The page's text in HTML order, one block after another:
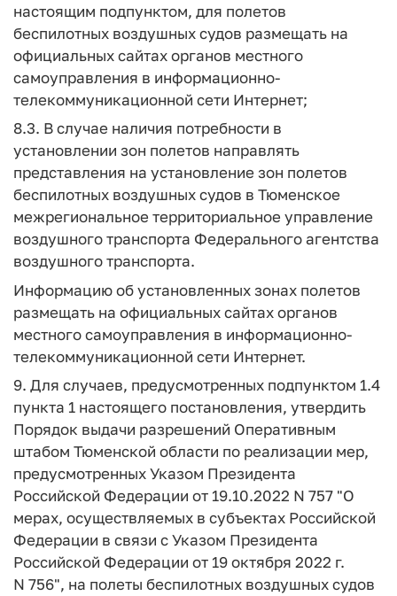
настоящим подпунктом, для полетов
беспилотных воздушных судов размещать на
официальных сайтах органов местного
самоуправления в информационно-
телекоммуникационной сети Интернет;
8.3. В случае наличия потребности в
установлении зон полетов направлять
представления на установление зон полетов
беспилотных воздушных судов в Тюменское
межрегиональное территориальное управление
воздушного транспорта Федерального агентства
воздушного транспорта.
Информацию об установленных зонах полетов
размещать на официальных сайтах органов
местного самоуправления в информационно-
телекоммуникационной сети Интернет.
9. Для случаев, предусмотренных подпунктом 1.4
пункта 1 настоящего постановления, утвердить
Порядок выдачи разрешений Оперативным
штабом Тюменской области по реализации мер,
предусмотренных Указом Президента
Российской Федерации от 19.10.2022 N 757 "О
мерах, осуществляемых в субъектах Российской
Федерации в связи с Указом Президента
Российской Федерации от 19 октября 2022 г.
N 756", на полеты беспилотных воздушных судов